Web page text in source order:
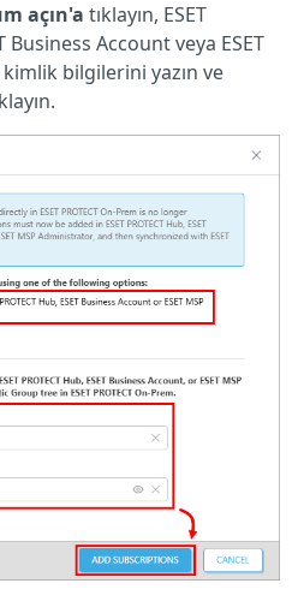
açın'a tıklayın, ESET
Business Account veya ESET
bilgilerini yazın ve